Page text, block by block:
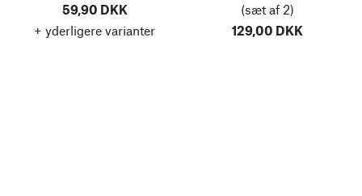
59,90 DKK
+ yderligere varianter
(sæt af 2)
129,00 DKK